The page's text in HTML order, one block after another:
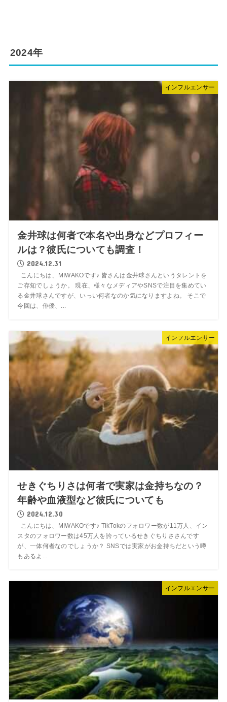
2024年
インフルエンサー
金井球は何者で本名や出身などプロフィー
ルは？彼氏についても調査！
2024.12.31
こんにちは、MIWAKOです♪ 皆さんは金井球さんというタレントを
ご存知でしょうか。 現在、様々なメディアやSNSで注目を集めてい
る金井球さんですが、いっい何者なのか気になりますよね。 そこで
今回は、俳優、...
インフルエンサー
せきぐちりさは何者で実家は金持ちなの？
年齢や血液型など彼氏についても
2024.12.30
こんにちは、MIWAKOです♪ TikTokのフォロワー数が11万人、イン
スタのフォロワー数は45万人を誇っているせきぐちりささんです
が、一体何者なのでしょうか？ SNSでは実家がお金持ちだという噂
もあるよ...
インフルエンサー